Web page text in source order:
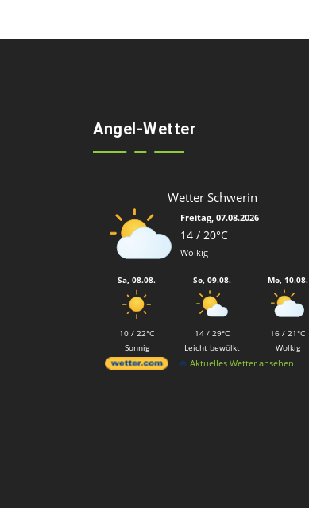
Angel-Wetter
Wetter Schwerin
Freitag, 07.08.2026
14 / 20°C
Wolkig
Sa, 08.08.
10 / 22°C
Sonnig
So, 09.08.
14 / 29°C
Leicht bewölkt
Mo, 10.08.
16 / 21°C
Wolkig
Aktuelles Wetter ansehen